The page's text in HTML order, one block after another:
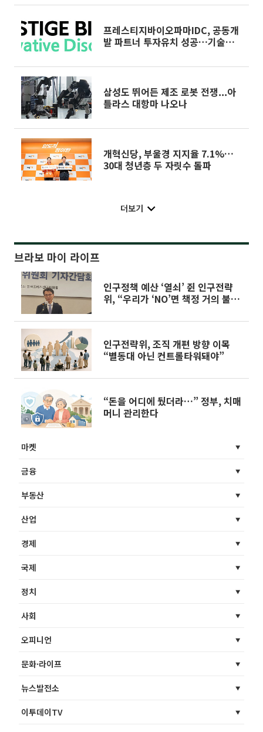
프레스티지바이오파마IDC, 공동개
발 파트너 투자유치 성공…기술력
삼성도 뛰어든 제조 로봇 전쟁...아
틀라스 대항마 나오나
개혁신당, 부울경 지지율 7.1%…
30대 청년층 두 자릿수 돌파
더보기
브라보 마이 라이프
인구정책 예산 ‘열쇠’ 쥔 인구전략
위, “우리가 ‘NO’면 책정 거의 불가
인구전략위, 조직 개편 방향 이목
“별동대 아닌 컨트롤타워돼야”
“돈을 어디에 뒀더라…” 정부, 치매
머니 관리한다
마켓
금융
부동산
산업
경제
국제
정치
사회
오피니언
문화·라이프
뉴스발전소
이투데이TV